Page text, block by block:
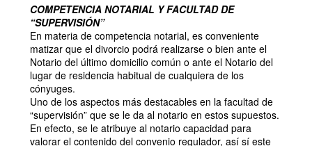
COMPETENCIA NOTARIAL Y FACULTAD DE
“SUPERVISIÓN”
En materia de competencia notarial, es conveniente
matizar que el divorcio podrá realizarse o bien ante el
Notario del último domicilio común o ante el Notario del
lugar de residencia habitual de cualquiera de los
cónyuges.
Uno de los aspectos más destacables en la facultad de
“supervisión” que se le da al notario en estos supuestos.
En efecto, se le atribuye al notario capacidad para
valorar el contenido del convenio regulador, así sí este